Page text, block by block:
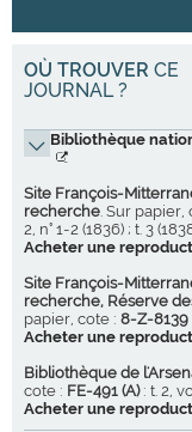
OÙ TROUVER CE
JOURNAL ?
Bibliothèque
Site François-
recherche. Sur papier,
2, n° 1-2 (1836) ; t. 3
Acheter une
Site François-
recherche, Réserve
papier, cote : 8-Z-8139
Acheter une
Bibliothèque de
cote : FE-491 (A): t. 2,
Acheter une